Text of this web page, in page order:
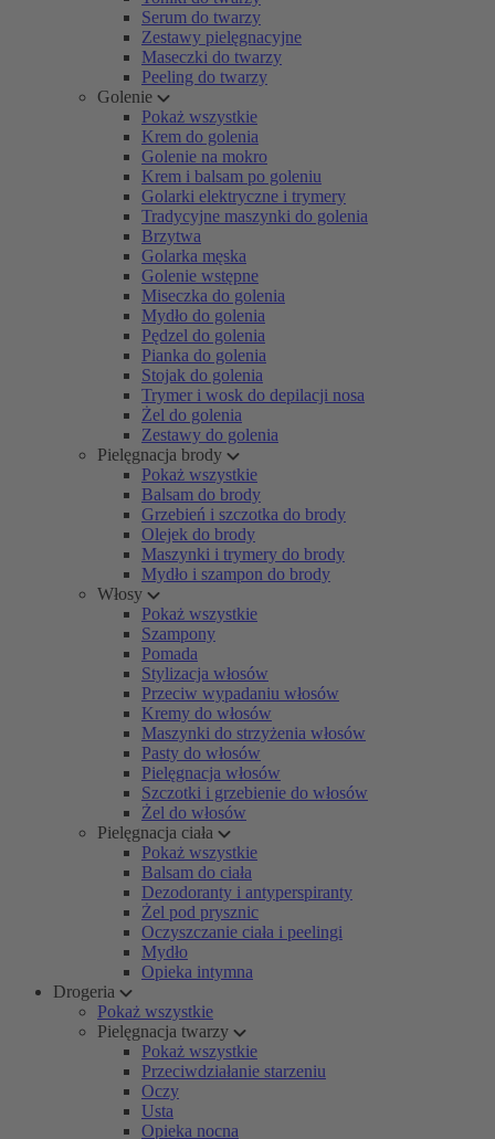
Serum do twarzy
Zestawy pielęgnacyjne
Maseczki do twarzy
Peeling do twarzy
Golenie
Pokaż wszystkie
Krem do golenia
Golenie na mokro
Krem i balsam po goleniu
Golarki elektryczne i trymery
Tradycyjne maszynki do golenia
Brzytwa
Golarka męska
Golenie wstępne
Miseczka do golenia
Mydło do golenia
Pędzel do golenia
Pianka do golenia
Stojak do golenia
Trymer i wosk do depilacji nosa
Żel do golenia
Zestawy do golenia
Pielęgnacja brody
Pokaż wszystkie
Balsam do brody
Grzebień i szczotka do brody
Olejek do brody
Maszynki i trymery do brody
Mydło i szampon do brody
Włosy
Pokaż wszystkie
Szampony
Pomada
Stylizacja włosów
Przeciw wypadaniu włosów
Kremy do włosów
Maszynki do strzyżenia włosów
Pasty do włosów
Pielęgnacja włosów
Szczotki i grzebienie do włosów
Żel do włosów
Pielęgnacja ciała
Pokaż wszystkie
Balsam do ciała
Dezodoranty i antyperspiranty
Żel pod prysznic
Oczyszczanie ciała i peelingi
Mydło
Opieka intymna
Drogeria
Pokaż wszystkie
Pielęgnacja twarzy
Pokaż wszystkie
Przeciwdziałanie starzeniu
Oczy
Usta
Opieka nocna